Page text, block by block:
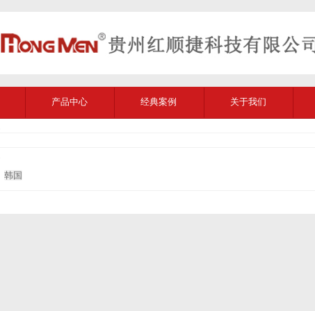
产品中心 经典案例 关于我们
韩国